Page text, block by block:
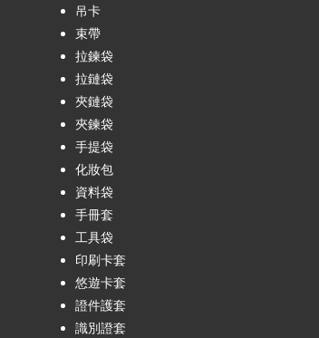
吊卡
束帶
拉鍊袋
拉鏈袋
夾鏈袋
夾鍊袋
手提袋
化妝包
資料袋
手冊套
工具袋
印刷卡套
悠遊卡套
證件護套
識別證套